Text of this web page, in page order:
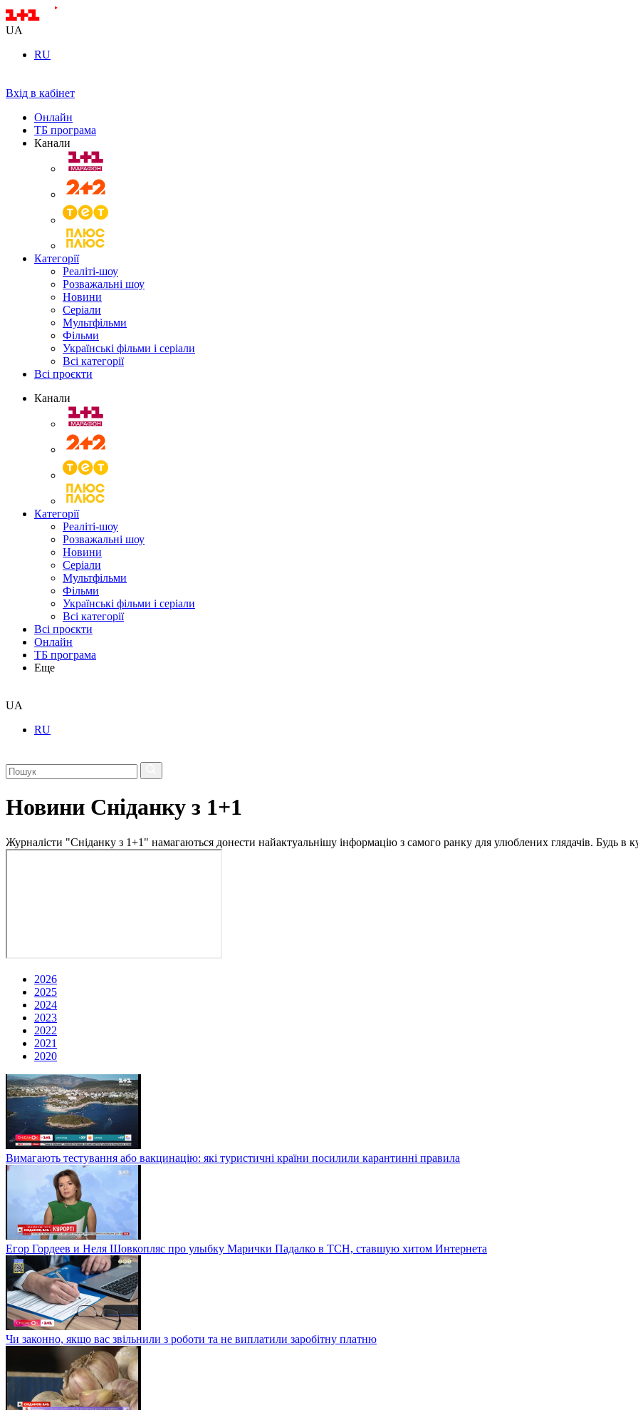
UA
RU
Вхід в кабінет
Онлайн
ТБ програма
Канали
Категорії
Реаліті-шоу
Розважальні шоу
Новини
Серіали
Мультфільми
Фільми
Українські фільми і серіали
Всі категорії
Всі проєкти
Канали
Категорії
Реаліті-шоу
Розважальні шоу
Новини
Серіали
Мультфільми
Фільми
Українські фільми і серіали
Всі категорії
Всі проєкти
Онлайн
ТБ програма
Еще
UA
RU
Новини Сніданку з 1+1
Журналісти "Сніданку з 1+1" намагаються донести найактуальнішу інформацію з самого ранку для улюблених глядачів. Будь в
2026
2025
2024
2023
2022
2021
2020
Вимагають тестування або вакцинацію: які туристичні країни посилили карантинні правила
Егор Гордеев и Неля Шовкопляс про улыбку Марички Падалко в ТСН, ставшую хитом Интернета
Чи законно, якщо вас звільнили з роботи та не виплатили заробітну платню